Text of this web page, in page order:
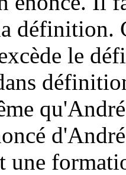
définition.
le
une